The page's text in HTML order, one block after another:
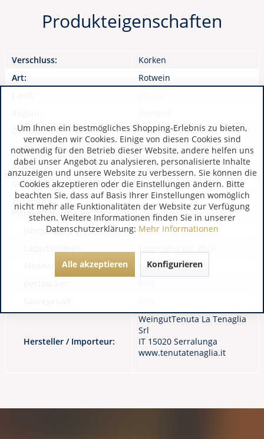
Produkteigenschaften
Verschluss:
Korken
Art:
Rotwein
Qualität:
Piemonte DOCG
Farbe:
Rot
Rebsorte:
Barbera
Geschmack:
trocken
Zusätzliche
Produktinformationen:
Jahrgang:
2019
Alkoholgehalt:
0,00
Hersteller / Importeur:
WeingutTenuta La Tenaglia
Srl
IT 15020 Serralunga
www.tenutatenaglia.it
Um Ihnen ein bestmögliches Shopping-Erlebnis zu bieten,
verwenden wir Cookies. Einige von diesen Cookies sind
notwendig für den Betrieb dieser Website, andere helfen uns
dabei unser Angebot zu analysieren, personalisierte Inhalte
anzuzeigen und unsere Website zu verbessern. Sie können die
Cookies akzeptieren oder die Einstellungen ändern. Bitte
beachten Sie, dass auf Basis Ihrer Einstellungen womöglich
nicht mehr alle Funktionalitäten der Website zur Verfügung
stehen. Weitere Informationen finden Sie in unserer
Datenschutzerklärung: Mehr Informationen
Alle akzeptieren Konfigurieren